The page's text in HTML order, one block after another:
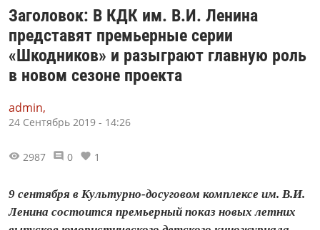
Заголовок: В КДК им. В.И. Ленина
представят премьерные серии
«Шкодников» и разыграют главную роль
в новом сезоне проекта
admin,
24 Сентябрь 2019 - 14:26
2987 0 1
9 сентября в Культурно-досуговом комплексе им. В.И.
Ленина состоится премьерный показ новых летних